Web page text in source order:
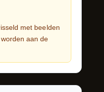
met beelden
aan de